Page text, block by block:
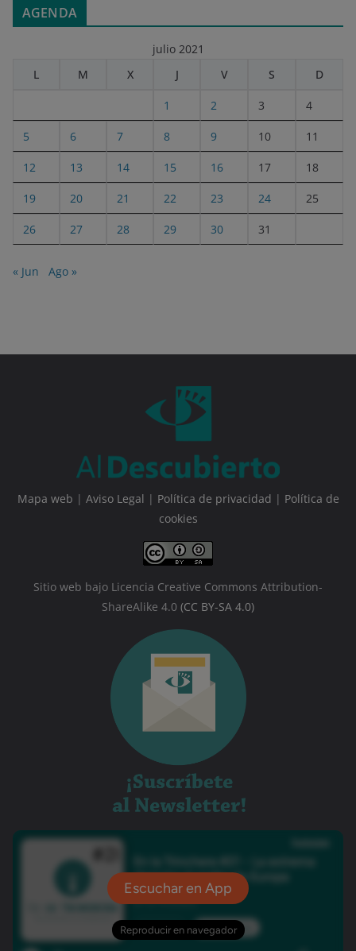
AGENDA
julio 2021
L
M X J V S D
1 2 3 4
5 6 7 8 9 10 11
12 13 14 15 16 17 18
19 20 21 22 23 24 25
26 27 28 29 30 31
« Jun Ago »
Mapa web | Aviso Legal | Política de privacidad | Política de
cookies
Sitio web bajo Licencia Creative Commons Attribution-
ShareAlike 4.0 (CC BY-SA 4.0)